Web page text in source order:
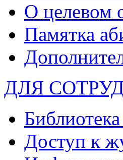
О целевом
Памятка
ДЛЯ
Доступ к